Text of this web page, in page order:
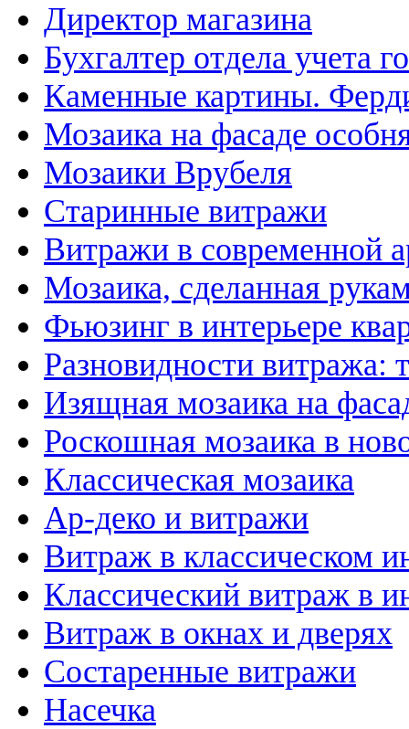
Директор магазина
Бухгалтер отдела учета
Каменные картины.
Мозаика на фасаде
Мозаики Врубеля
Старинные витражи
Витражи в современной
Мозаика, сделанная
Фьюзинг в интерьере
Разновидности витража:
Изящная мозаика на
Роскошная мозаика в
Классическая мозаика
Ар-деко и витражи
Витраж в классическом
Классический витраж в
Витраж в окнах и дверях
Состаренные витражи
Насечка